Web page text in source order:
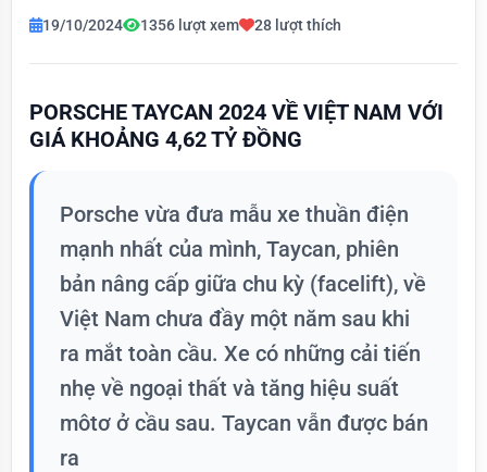
19/10/2024 1356 lượt xem 28 lượt thích
PORSCHE TAYCAN 2024 VỀ VIỆT NAM VỚI
GIÁ KHOẢNG 4,62 TỶ ĐỒNG
Porsche vừa đưa mẫu xe thuần điện
mạnh nhất của mình, Taycan, phiên
bản nâng cấp giữa chu kỳ (facelift), về
Việt Nam chưa đầy một năm sau khi
ra mắt toàn cầu. Xe có những cải tiến
nhẹ về ngoại thất và tăng hiệu suất
môtơ ở cầu sau. Taycan vẫn được bán
ra